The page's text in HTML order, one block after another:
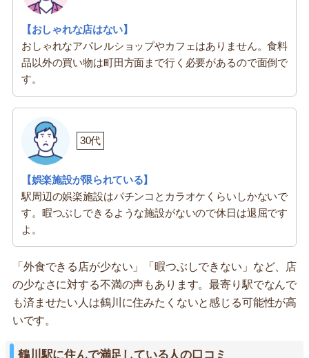
【おしゃれな店はない】
おしゃれなアパレルショップやカフェはありません。食料
品以外の買い物は町田方面まで行く必要があるので面倒で
す。
30代
【娯楽施設が限られている】
駅周辺の娯楽施設はパチンコとカラオケくらいしかないで
す。暇つぶしできるような施設がないので休日は退屈です
よ。
「外食できる店が少ない」「暇つぶしできない」など、店
の少なさに対する不満の声もあります。最寄り駅でなんで
も済ませたい人は鶴川に住みたくないと感じる可能性が高
いです。
鶴川駅に住んで満足している人の口コミ